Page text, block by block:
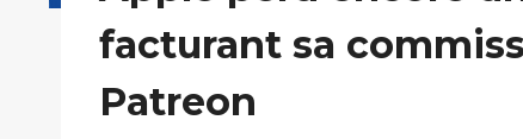
facturant sa
Patreon